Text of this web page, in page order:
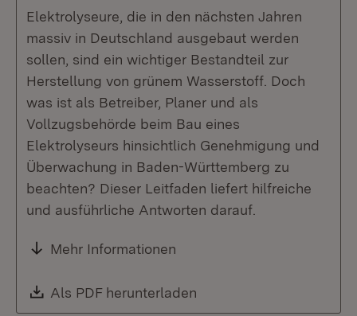
Elektrolyseure, die in den nächsten Jahren
massiv in Deutschland ausgebaut werden
sollen, sind ein wichtiger Bestandteil zur
Herstellung von grünem Wasserstoff. Doch
was ist als Betreiber, Planer und als
Vollzugsbehörde beim Bau eines
Elektrolyseurs hinsichtlich Genehmigung und
Überwachung in Baden-Württemberg zu
beachten? Dieser Leitfaden liefert hilfreiche
und ausführliche Antworten darauf.
Mehr Informationen
Download:
Als PDF herunterladen